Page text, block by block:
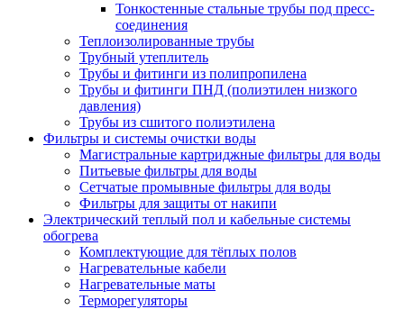
Тонкостенные стальные трубы под пресс-
соединения
Теплоизолированные трубы
Трубный утеплитель
Трубы и фитинги из полипропилена
Трубы и фитинги ПНД (полиэтилен низкого
давления)
Трубы из сшитого полиэтилена
Фильтры и системы очистки воды
Магистральные картриджные фильтры для воды
Питьевые фильтры для воды
Сетчатые промывные фильтры для воды
Фильтры для защиты от накипи
Электрический теплый пол и кабельные системы
обогрева
Комплектующие для тёплых полов
Нагревательные кабели
Нагревательные маты
Терморегуляторы